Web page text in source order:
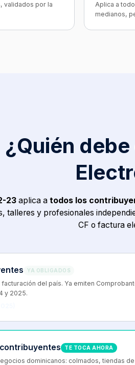
validados por la
Aplica a
medianos,
¿Quién
23 aplica a todos los
talleres y profesionales
CF o factura
YA OBLIGADOS
del país. Ya emiten
y 2025.
TE TOCA AHORA
dominicanos: colmados, tiendas